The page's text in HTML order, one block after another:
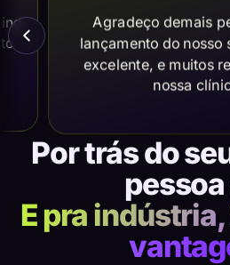
Agradeço demais
lançamento do nosso
excelente, e muitos
nossa
Por trás do
E pra